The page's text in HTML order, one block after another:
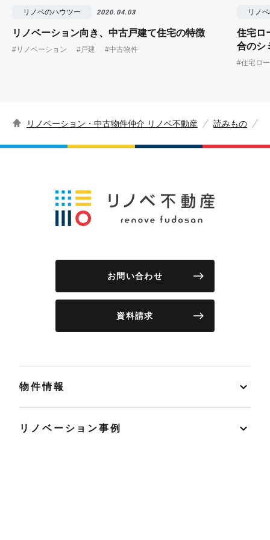
リノベのハウツー 2020.04.03
リノベーション向き、中古戸建て住宅の特徴
#リノベーション #戸建 #中古物件
リノ
住宅ロ
合のシ
#住宅ロ
リノベーション・中古物件仲介 リノベ不動産 読みもの
お問い合わせ
資料請求
物件情報
リノベーション事例